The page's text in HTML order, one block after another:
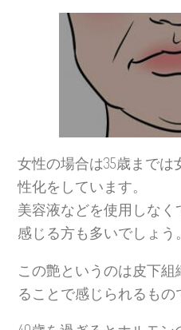
女性の場合は35歳まで
性化をしています。
美容液などを使用しなく
感じる方も多いでしょう。
この艶というのは皮下
ることで感じられるもの